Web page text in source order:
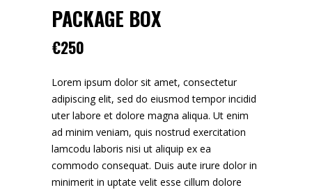
PACKAGE BOX
€250
Lorem ipsum dolor sit amet, consectetur
adipiscing elit, sed do eiusmod tempor incidid
uter labore et dolore magna aliqua. Ut enim
ad minim veniam, quis nostrud exercitation
lamcodu laboris nisi ut aliquip ex ea
commodo consequat. Duis aute irure dolor in
minimerit in uptate velit esse cillum dolore